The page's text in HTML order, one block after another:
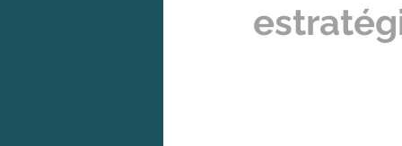
Gestão de Processos